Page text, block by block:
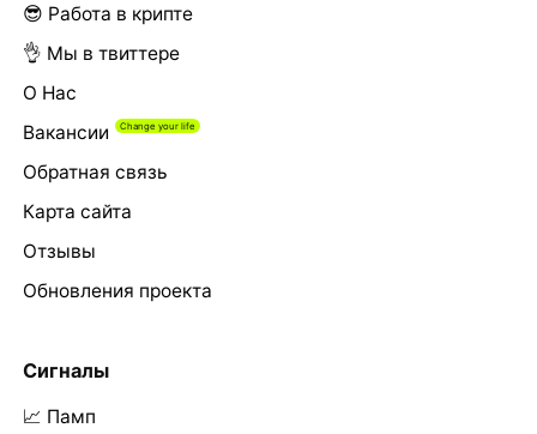
😎 Работа в крипте
👌 Мы в твиттере
О Нас
Вакансии
Обратная связь
Карта сайта
Отзывы
Обновления проекта
Сигналы
📈 Памп